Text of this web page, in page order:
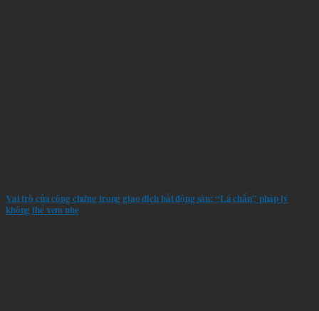
Vai trò của công chứng trong giao dịch bất động sản: “Lá chắn” pháp lý
không thể xem nhẹ